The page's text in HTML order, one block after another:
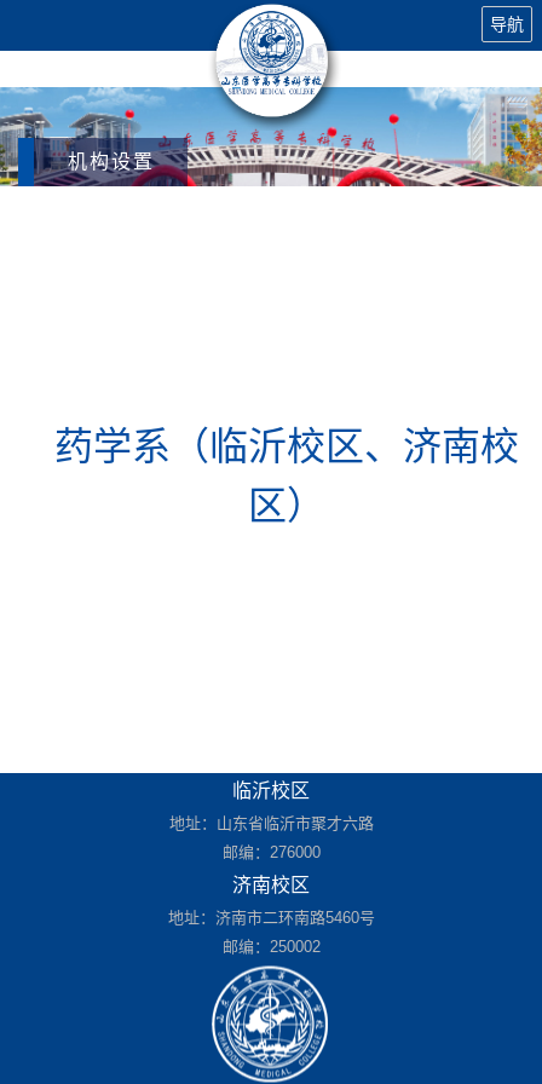
导航
机构设置
药学系（临沂校区、 济南校
区）
临沂校区
地址：山东省临沂市聚才六路
邮编：276000
济南校区
地址：济南市二环南路5460号
邮编：250002